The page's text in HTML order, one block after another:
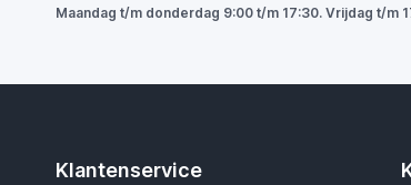
Maandag t/m donderdag 9:00 t/m 17:30. Vrijdag t/m
Klantenservice